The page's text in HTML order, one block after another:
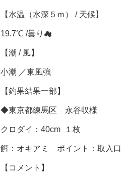
【水温（水深５ｍ） / 天候】
19.7℃ /曇り☁
【潮 / 風】
小潮 ／東風強
【釣果結果一部】
◆東京都練馬区 永谷収様
クロダイ：40cm １枚
餌：オキアミ ポイント：取入口
【コメント】